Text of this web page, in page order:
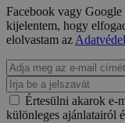
Facebook vagy
kijelentem, hogy
elolvastam az
Értesülni akarok e-
különleges ajánlatairól